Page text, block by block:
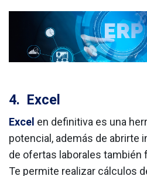
4. Excel
Excel en definitiva es una
potencial, además de abrirte
de ofertas laborales también
Te permite realizar cálculos